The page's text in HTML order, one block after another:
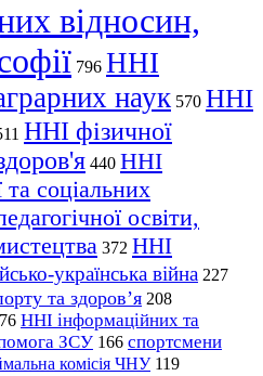
відносин,
796 ННІ
наук 570 ННІ
ННІ фізичної
440 ННІ
та соціальних
освіти,
372 ННІ
українська війна 227
та здоров’я 208
ННІ інформаційних та
ЗСУ 166 спортсмени
комісія ЧНУ 119